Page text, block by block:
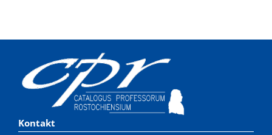
Kontakt